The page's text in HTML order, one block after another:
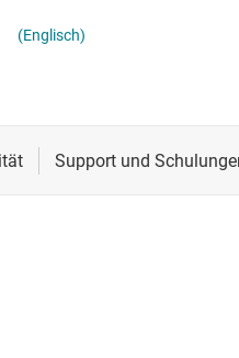
(Englisch)